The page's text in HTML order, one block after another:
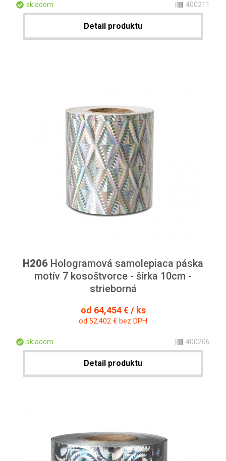
skladom 400211
Detail produktu
H206 Hologramová samolepiaca páska
motív 7 kosoštvorce - šírka 10cm -
strieborná
od 64,454 € / ks
od 52,402 € bez DPH
skladom 400206
Detail produktu